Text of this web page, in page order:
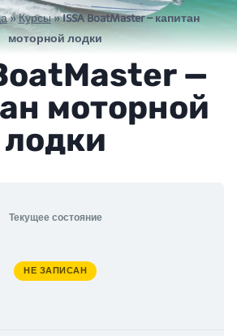
»Курсы»ISSA BoatMaster – капитан
моторной лодки
—
моторной
лодки
Текущее состояние
НЕ ЗАПИСАН